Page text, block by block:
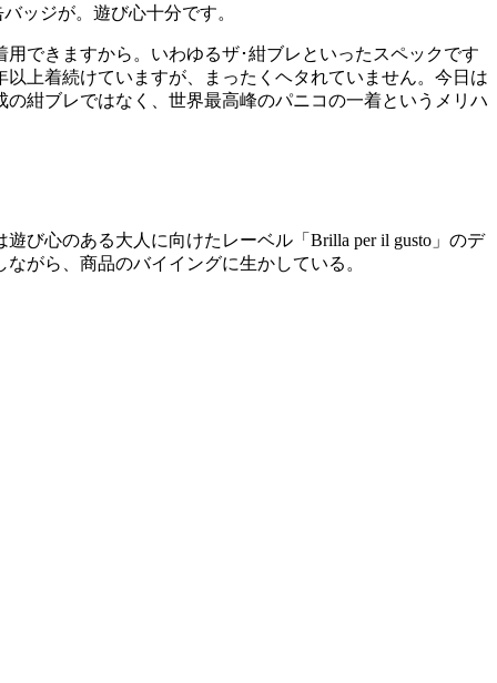
ッジが。遊び心十分です。
できますから。いわゆるザ･紺ブレといったスペックです
上着続けていますが、まったくヘタれていません。今日は
紺ブレではなく、世界最高峰のパニコの一着というメリハ
び心のある大人に向けたレーベル「Brilla per il gusto」のデ
がら、商品のバイイングに生かしている。